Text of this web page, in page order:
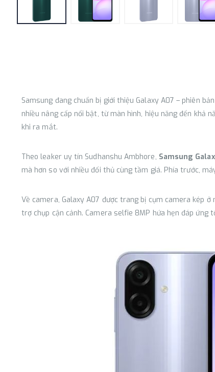
Samsung đang chuẩn bị giới thiệu Galaxy A07 – phiên
nhiều nâng cấp nổi bật, từ màn hình, hiệu năng đến khả
khi ra mắt.
Theo leaker uy tín Sudhanshu Ambhore, Samsung
mà hơn so với nhiều đối thủ cùng tầm giá. Phía trước,
Về camera, Galaxy A07 được trang bị cụm camera kép
trợ chụp cận cảnh. Camera selfie 8MP hứa hẹn đáp ứng